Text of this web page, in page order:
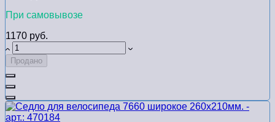
При самовывозе
1170 руб.
Продано